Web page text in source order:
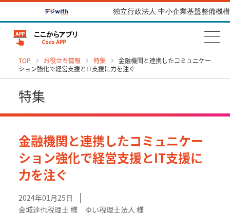
独立行政法人 中小企業基盤整備機構
TOP お役立ち情報 特集
金融機関と連携したコミュニケー
ション強化で経営支援とIT支援に力を注ぐ
特集
金融機関と連携したコミュニケー
ション強化で経営支援とIT支援に
力を注ぐ
2024年01月25日
金城達也税理士 様 ゆい税理士法人 様